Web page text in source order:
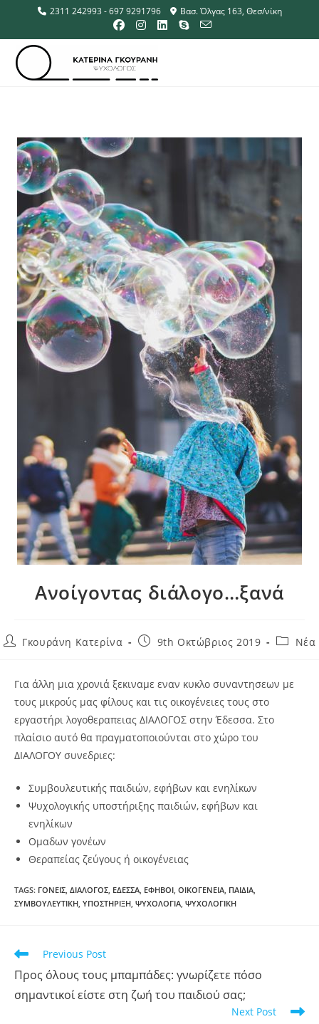
2311 242993 - 697 9291796 Βασ. Όλγας 163, Θεσ/νίκη
Ανοίγοντας διάλογο…ξανά
Γκουράνη Κατερίνα 9th Οκτώβριος 2019 Νέα
Για άλλη μια χρονιά ξεκιναμε εναν κυκλο συναντησεων με
τους μικρούς μας φίλους και τις οικογένειες τους στο
εργαστήρι λογοθεραπειας ΔΙΑΛΟΓΟΣ στην Έδεσσα. Στο
πλαίσιο αυτό θα πραγματοποιούνται στο χώρο του
ΔΙΑΛΟΓΟΥ συνεδριες:
Συμβουλευτικής παιδιών, εφήβων και ενηλίκων
Ψυχολογικής υποστήριξης παιδιών, εφήβων και
ενηλίκων
Ομαδων γονέων
Θεραπείας ζεύγους ή οικογένειας
TAGS: ΓΟΝΕΙΣ, ΔΙΑΛΟΓΟΣ, ΕΔΕΣΣΑ, ΕΦΗΒΟΙ, ΟΙΚΟΓΕΝΕΙΑ, ΠΑΙΔΙΑ,
ΣΥΜΒΟΥΛΕΥΤΙΚΗ, ΥΠΟΣΤΗΡΙΞΗ, ΨΥΧΟΛΟΓΙΑ, ΨΥΧΟΛΟΓΙΚΗ
Previous Post
Προς όλους τους μπαμπάδες: γνωρίζετε πόσο
σημαντικοί είστε στη ζωή του παιδιού σας;
Next Post